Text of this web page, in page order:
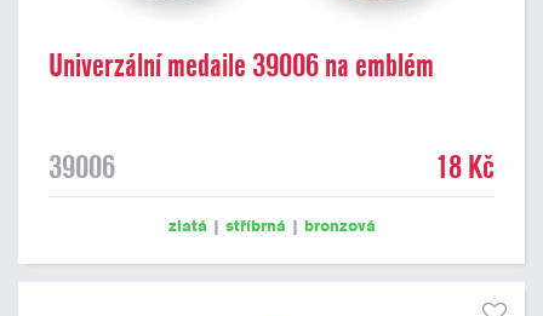
Univerzální medaile 39006 na emblém
39006 18 Kč
zlatá | stříbrná | bronzová